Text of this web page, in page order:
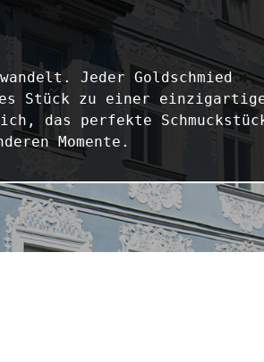
Jeder Goldschmied
Stück zu einer
das perfekte
Momente.